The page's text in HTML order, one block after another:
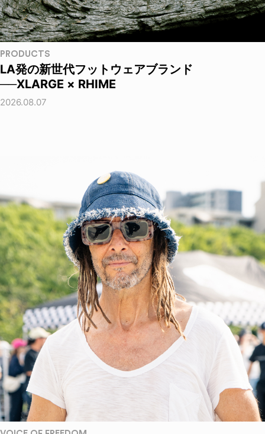
PRODUCTS
LA発の新世代フットウェアブランド
──XLARGE × RHIME
2026.08.07